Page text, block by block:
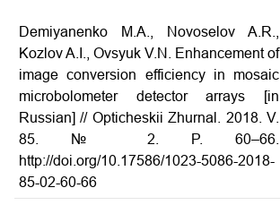
Demiyanenko M.A., Novoselov A.R.,
Kozlov A.I., Ovsyuk V.N. Enhancement of
image conversion efficiency in mosaic
microbolometer detector arrays
[in
Russian] // Opticheskii Zhurnal. 2018. V.
85. № 2. P. 60–66.
http://doi.org/10.17586/1023-5086-2018-
85-02-60-66